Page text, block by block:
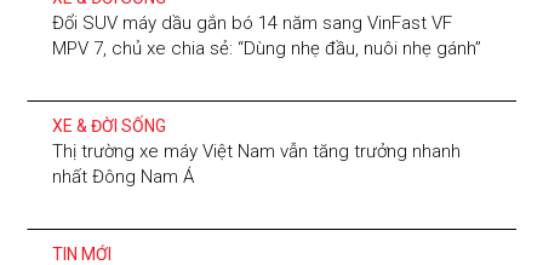
Đổi SUV máy dầu gắn bó 14 năm sang VinFast VF
MPV 7, chủ xe chia sẻ: “Dùng nhẹ đầu, nuôi nhẹ gánh”
XE & ĐỜI SỐNG
Thị trường xe máy Việt Nam vẫn tăng trưởng nhanh
nhất Đông Nam Á
TIN MỚI